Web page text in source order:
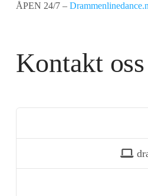
ÅPEN 24/7 –
Kontakt oss